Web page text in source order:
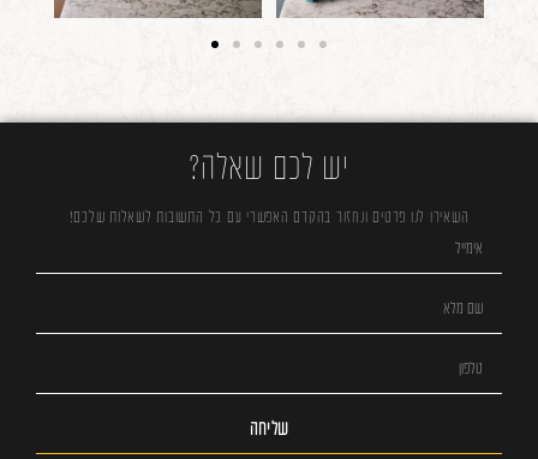
יש לכם שאלה?
השאירו לנו פרטים ונחזור בהקדם האפשרי עם כל התשובות לשאלות שלכם!
שליחה